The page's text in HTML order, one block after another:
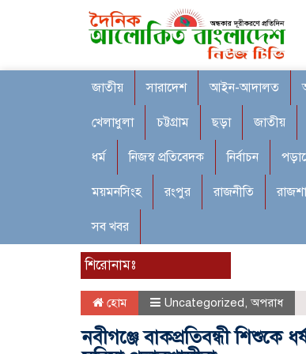
জাতীয় সারাদেশ আইন-আদালত
খেলাধুলা চট্টগ্রাম ছড়া জাতীয়
ধর্ম নিজস্ব প্রতিবেদক নির্বাচন
ময়মনসিংহ রংপুর রাজনীতি
সব খবর
শিরোনামঃ
হোম Uncategorized, অপরাধ
নবীগঞ্জে বাকপ্রতিবন্ধী শিশুকে